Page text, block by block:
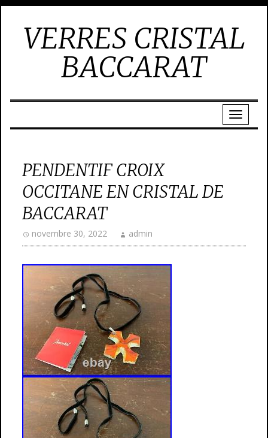
VERRES CRISTAL
BACCARAT
PENDENTIF CROIX
OCCITANE EN CRISTAL DE
BACCARAT
novembre 30, 2022 admin